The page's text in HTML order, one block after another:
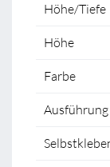
Höhe/Tiefe
Höhe
Farbe
Ausführung